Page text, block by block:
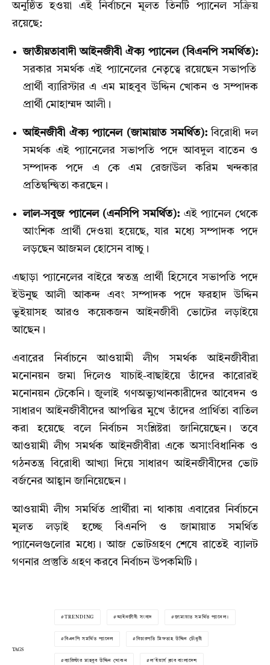
অনুষ্ঠিত হওয়া এই নির্বাচনে মূলত তিনটি প্যানেল সক্রিয়
রয়েছে:
জাতীয়তাবাদী আইনজীবী ঐক্য প্যানেল (বিএনপি সমর্থিত):
সরকার সমর্থক এই প্যানেলের নেতৃত্বে রয়েছেন সভাপতি
প্রার্থী ব্যারিস্টার এ এম মাহবুব উদ্দিন খোকন ও সম্পাদক
প্রার্থী মোহাম্মদ আলী।
আইনজীবী ঐক্য প্যানেল (জামায়াত সমর্থিত):বিরোধী দল
সমর্থক এই প্যানেলের সভাপতি পদে আবদুল বাতেন ও
সম্পাদক পদে এ কে এম রেজাউল করিম খন্দকার
প্রতিদ্বন্দ্বিতা করছেন।
লাল-সবুজ প্যানেল (এনসিপি সমর্থিত): এই প্যানেল থেকে
আংশিক প্রার্থী দেওয়া হয়েছে,যার মধ্যে সম্পাদক পদে
লড়ছেন আজমল হোসেন বাচ্চু।
এছাড়া প্যানেলের বাইরে স্বতন্ত্র প্রার্থী হিসেবে সভাপতি পদে
ইউনুছ আলী আকন্দ এবং সম্পাদক পদে ফরহাদ উদ্দিন
ভুইয়াসহ আরও কয়েকজন আইনজীবী ভোটের লড়াইয়ে
আছেন।
এবারের নির্বাচনে আওয়ামী লীগ সমর্থক আইনজীবীরা
মনোনয়ন জমা দিলেও যাচাই-বাছাইয়ে তাঁদের কারোরই
মনোনয়ন টেকেনি। জুলাই গণঅভ্যুত্থানকারীদের আবেদন ও
সাধারণ আইনজীবীদের আপত্তির মুখে তাঁদের প্রার্থিতা বাতিল
করা হয়েছে বলে নির্বাচন সংশ্লিষ্টরা জানিয়েছেন। তবে
আওয়ামী লীগ সমর্থক আইনজীবীরা একে অসাংবিধানিক ও
গঠনতন্ত্র বিরোধী আখ্যা দিয়ে সাধারণ আইনজীবীদের ভোট
বর্জনের আহ্বান জানিয়েছেন।
আওয়ামী লীগ সমর্থিত প্রার্থীরা না থাকায় এবারের নির্বাচনে
মূলত লড়াই হচ্ছে বিএনপি ও জামায়াত সমর্থিত
প্যানেলগুলোর মধ্যে। আজ ভোটগ্রহণ শেষে রাতেই ব্যালট
গণনার প্রস্তুতি গ্রহণ করবে নির্বাচন উপকমিটি।
TAGS
TRENDING আইনজীবী সংবাদ জামায়াত সমর্থিত প্যানেল।
বিএনপি সমর্থিত প্যানেল বিচারপতি মিফতাহ উদ্দিন চৌধুরী
ব্যারিস্টার মাহবুব উদ্দিন খোকন ল'ইয়ার্স ক্লাব বাংলাদেশ